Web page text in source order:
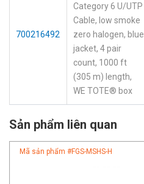
700216492
Category 6 U/UTP
Cable, low smoke
zero halogen, blue
jacket, 4 pair
count, 1000 ft
(305 m) length,
WE TOTE® box
Sản phẩm liên quan
Mã sản phẩm #FGS-MSHS-H